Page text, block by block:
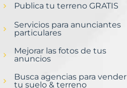
Publica tu terreno GRATIS
Servicios para anunciantes
particulares
Mejorar las fotos de tus
anuncios
Busca agencias para vender
tu suelo & terreno